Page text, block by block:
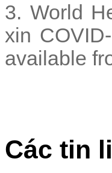
3. World
xin
available
Các tin